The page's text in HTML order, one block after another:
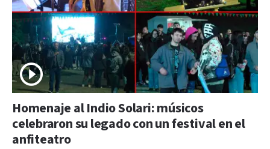
Homenaje al Indio Solari: músicos
celebraron su legado con un festival en el
anfiteatro